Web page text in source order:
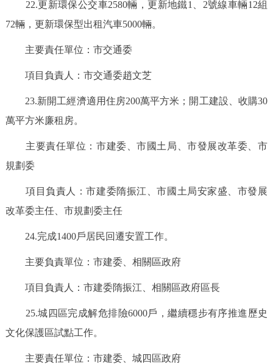
22.更新環保公交車2580輛，更新地鐵1、2號線車輛12組
72輛，更新環保型出租汽車5000輛。
主要責任單位：市交通委
項目負責人：市交通委趙文芝
23.新開工經濟適用住房200萬平方米；開工建設、收購30
萬平方米廉租房。
主要責任單位：市建委、市國土局、市發展改革委、市
規劃委
項目負責人：市建委隋振江、市國土局安家盛、市發展
改革委主任、市規劃委主任
24.完成1400戶居民回遷安置工作。
主要負責單位：市建委、相關區政府
項目負責人：市建委隋振江、相關區政府區長
25.城四區完成解危排險6000戶，繼續穩步有序推進歷史
文化保護區試點工作。
主要責任單位：市建委、城四區政府